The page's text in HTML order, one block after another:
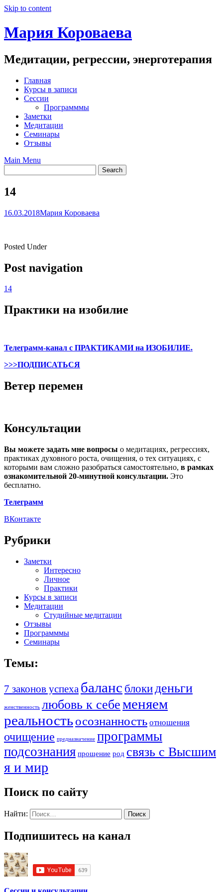
Skip to content
Мария Короваева
Медитации, регрессии, энерготерапия
Главная
Курсы в записи
Сессии
Программмы
Заметки
Медитации
Семинары
Отзывы
Main Menu
14
16.03.2018Мария Короваева
Posted Under
Post navigation
14
Практики на изобилие
Телеграмм-канал с ПРАКТИКАМИ на ИЗОБИЛИЕ.
>>>ПОДПИСАТЬСЯ
Ветер перемен
Консультации
Вы можете задать мне вопросы о медитациях, регрессиях,
практиках духовного роста, очищения, о тех ситуациях, с
которыми вам сложно разобраться самостоятельно, в рамках
ознакомительной 20-минутной консультации. Это
бесплатно.
Телеграмм
ВКонтакте
Рубрики
Заметки
Интересно
Личное
Практики
Курсы в записи
Медитации
Студийные медитации
Отзывы
Программмы
Семинары
Темы:
7 законов успеха баланс блокиденьги
женственность любовь к себеменяем
реальностьосознанность отношения
очищение предназначение программы
подсознания прощение род связь с Высшим
я и мир
Поиск по сайту
Найти:
Подпишитесь на канал